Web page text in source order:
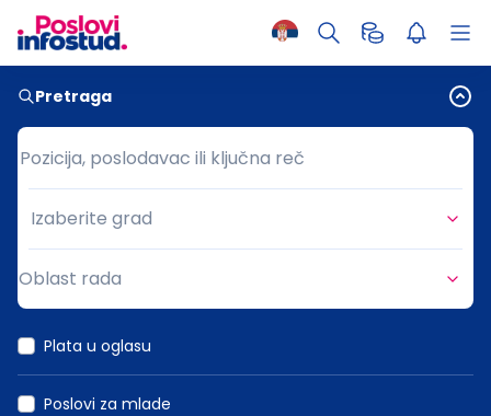
Pretraga
Pozicija, poslodavac ili ključna reč
Pozicija, poslodavac ili ključna reč
Grad
Izaberite grad
Oblast rada
Plata u oglasu
Poslovi za mlade